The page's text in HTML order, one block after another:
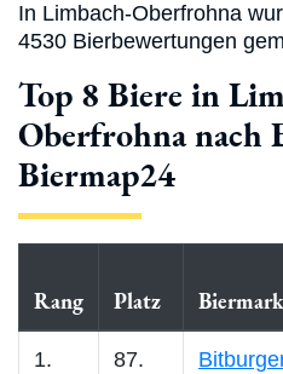
In Limbach-Oberfrohna
4530 Bierbewertungen
Top 8 Biere in
Oberfrohna nach
Biermap24
Rang Platz
1. 87.